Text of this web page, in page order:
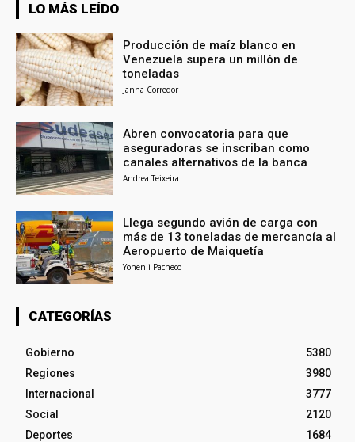
LO MÁS LEÍDO
Producción de maíz blanco en
Venezuela supera un millón de
toneladas
Janna Corredor
Abren convocatoria para que
aseguradoras se inscriban como
canales alternativos de la banca
Andrea Teixeira
Llega segundo avión de carga con
más de 13 toneladas de mercancía al
Aeropuerto de Maiquetía
Yohenli Pacheco
CATEGORÍAS
Gobierno
5380
Regiones
3980
Internacional
3777
Social
2120
Deportes
1684